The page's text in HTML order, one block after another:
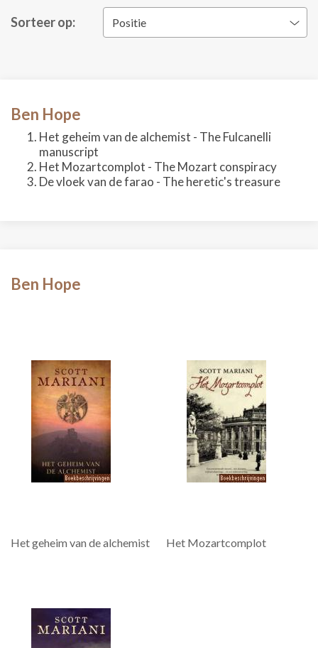
Sorteer op: Positie
Ben Hope
Het geheim van de alchemist - The Fulcanelli
manuscript
Het Mozartcomplot - The Mozart conspiracy
De vloek van de farao - The heretic's treasure
Ben Hope
Het geheim van de alchemist Het Mozartcomplot